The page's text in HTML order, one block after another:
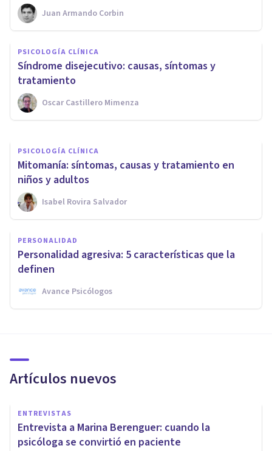
Juan Armando Corbin
PSICOLOGÍA CLÍNICA
Síndrome disejecutivo: causas, síntomas y
tratamiento
Oscar Castillero Mimenza
Falta de empatía: 12 signos
que la delatan
Oscar Castillero Mimenza
PSICOLOGÍA CLÍNICA
Mitomanía: síntomas, causas y tratamiento en
niños y adultos
Isabel Rovira Salvador
PERSONALIDAD
Personalidad agresiva: 5 características que la
definen
Avance Psicólogos
Artículos nuevos
ENTREVISTAS
Entrevista a Marina Berenguer: cuando la
psicóloga se convirtió en paciente